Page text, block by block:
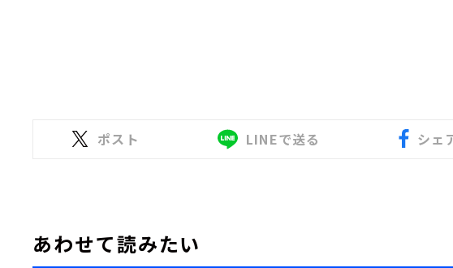
ポスト LINEで送る シェ
あわせて読みたい